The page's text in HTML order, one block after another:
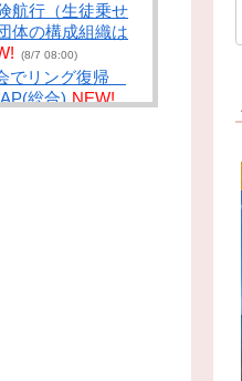
航行（生徒乗せ
体の構成組織は
(8/7 08:00)
でリング復帰
総合) NEW!
なのに全く動
き取ろうとす
る気ないなら
ナ
以上はワクチン